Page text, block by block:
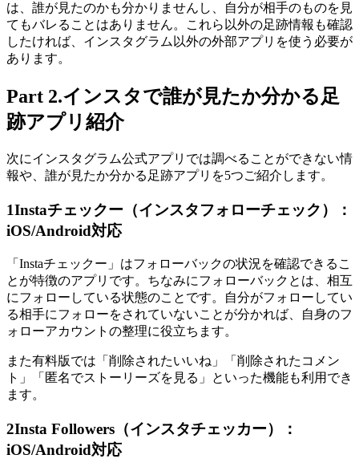
は、誰が見たのかも分かりませんし、自分が相手のものを見
てもバレることはありません。これら以外の足跡情報も確認
したければ、インスタグラム以外の外部アプリを使う必要が
あります。
Part 2.インスタで誰が見たか分かる足
跡アプリ紹介
次にインスタグラム公式アプリでは調べることができない情
報や、誰が見たか分かる足跡アプリを5つご紹介します。
1Instaチェックー（インスタフォローチェック）：
iOS/Android対応
「Instaチェックー」はフォローバックの状況を確認できるこ
とが特徴のアプリです。ちなみにフォローバックとは、相互
にフォローしている状態のことです。自分がフォローしてい
る相手にフォローをされていないことが分かれば、自身のフ
ォローアカウントの整理に役立ちます。
また有料版では「削除されたいいね」「削除されたコメン
ト」「匿名でストーリーズを見る」といった機能も利用でき
ます。
2Insta Followers（インスタチェッカー）：
iOS/Android対応